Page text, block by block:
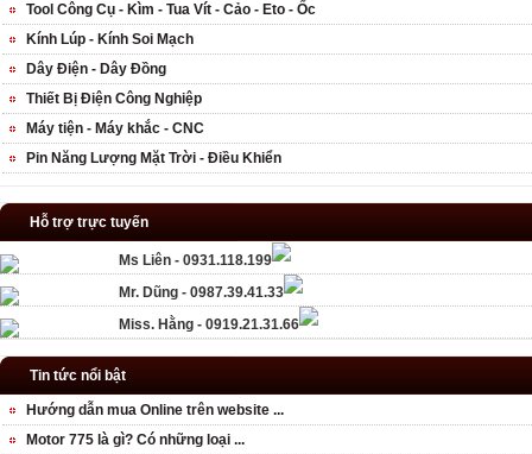
Tool Công Cụ - Kìm - Tua Vít - Cảo - Eto - Ốc
Kính Lúp - Kính Soi Mạch
Dây Điện - Dây Đồng
Thiết Bị Điện Công Nghiệp
Máy tiện - Máy khắc - CNC
Pin Năng Lượng Mặt Trời - Điều Khiển
Hỗ trợ trực tuyến
Ms Liên - 0931.118.199
Mr. Dũng - 0987.39.41.33
Miss. Hằng - 0919.21.31.66
Tin tức nổi bật
Hướng dẫn mua Online trên website ...
Motor 775 là gì? Có những loại ...